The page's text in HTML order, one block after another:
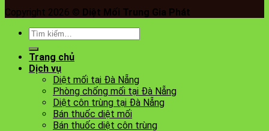
Copyright 2026 © Diệt Mối Trung Gia Phát
Tìm
kiếm:
Trang chủ
Dịch vụ
Diệt mối tại Đà Nẵng
Phòng chống mối tại Đà Nẵng
Diệt côn trùng tại Đà Nẵng
Bán thuốc diệt mối
Bán thuốc diệt côn trùng